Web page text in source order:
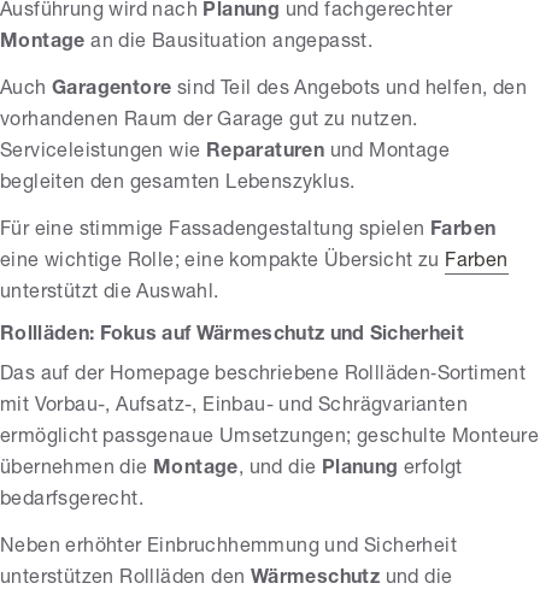
Ausführung wird nach Planung und fachgerechter
Montage an die Bausituation angepasst.
Auch Garagentore sind Teil des Angebots und helfen, den
vorhandenen Raum der Garage gut zu nutzen.
Serviceleistungen wie Reparaturen und Montage
begleiten den gesamten Lebenszyklus.
Für eine stimmige Fassadengestaltung spielen Farben
eine wichtige Rolle; eine kompakte Übersicht zu Farben
unterstützt die Auswahl.
Rollläden: Fokus auf Wärmeschutz und Sicherheit
Das auf der Homepage beschriebene Rollläden‑Sortiment
mit Vorbau-, Aufsatz-, Einbau- und Schrägvarianten
ermöglicht passgenaue Umsetzungen; geschulte Monteure
übernehmen die Montage, und die Planung erfolgt
bedarfsgerecht.
Neben erhöhter Einbruchhemmung und Sicherheit
unterstützen Rollläden den Wärmeschutz und die